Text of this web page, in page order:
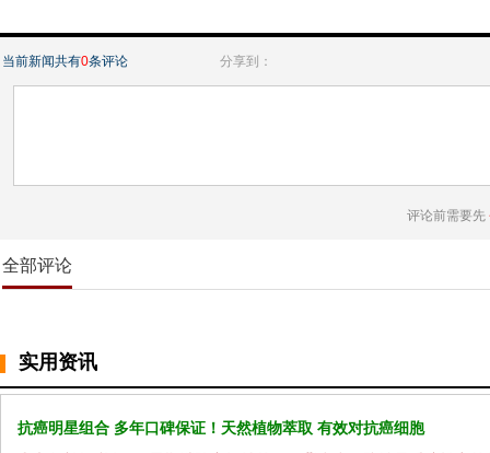
当前新闻共有0条评论 分享到：
评论前需要先
全部评论
实用资讯
抗癌明星组合 多年口碑保证！天然植物萃取 有效对抗癌细胞